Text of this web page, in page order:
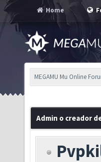
Home
MEGAMU Mu Online
Admin o creador